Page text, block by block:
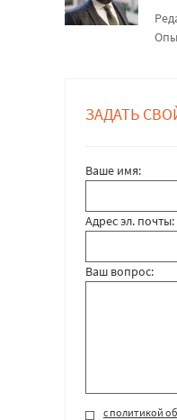
ЗАДАТЬ
Ваше имя:
Адрес эл. почты:
Ваш вопрос:
с политикой